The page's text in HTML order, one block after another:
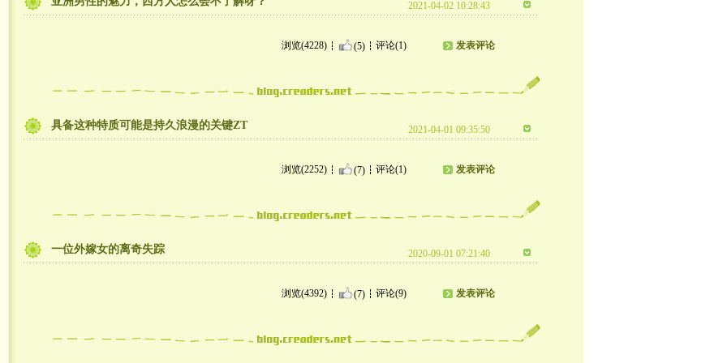
2021-04-02 10:28:43
浏览(4228) (5) 评论(1) 发表评论
具备这种特质可能是持久浪漫的关键ZT 2021-04-01 09:35:50
浏览(2252) (7) 评论(1) 发表评论
一位外嫁女的离奇失踪 2020-09-01 07:21:40
浏览(4392) (7) 评论(9) 发表评论